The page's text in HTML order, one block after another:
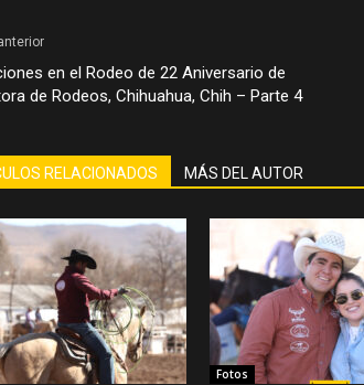
en el Rodeo de 22 Aniversario de
de Rodeos, Chihuahua, Chih – Parte 4
RELACIONADOS MÁS DEL AUTOR
Fotos